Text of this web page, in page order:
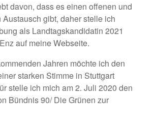
davon, dass es einen offenen und
Austausch gibt, daher stelle ich
als Landtagskandidatin 2021
auf meine Webseite.
Jahren möchte ich den
starken Stimme in Stuttgart
stelle ich mich am 2. Juli 2020 den
Bündnis 90/ Die Grünen zur